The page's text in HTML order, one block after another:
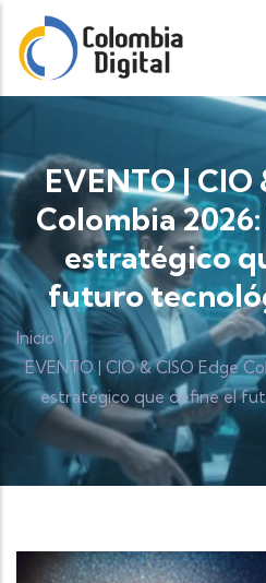
Pasar al contenido principal
EVENTO | CIO
Colombia
estratégico
futuro
Inicio /
EVENTO | CIO & CISO Edge
estratégico que define el